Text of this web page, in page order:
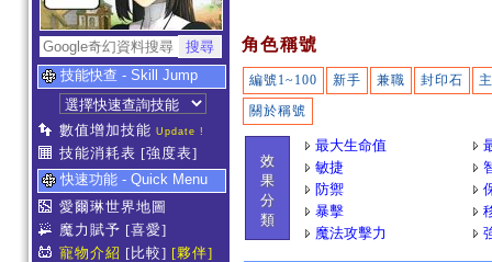
技能快查 - Skill Jump
數值增加技能 Update !
技能消耗表 [強度表]
快速功能 - Quick Menu
愛爾琳世界地圖
魔力賦予 [喜愛]
寵物介紹 [比較] [夥伴]
角色稱號
編號1~100 新手 兼職 封印石
關於稱號
效
果
分
類
最大生命值
敏捷
防禦
暴擊
魔法攻擊力